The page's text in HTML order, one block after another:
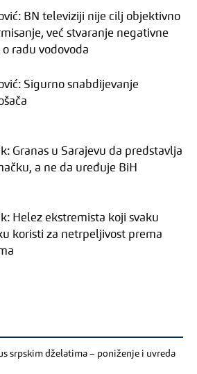
BN televiziji nije cilj objektivno
već stvaranje negativne
o radu vodovoda
Sigurno snabdijevanje
Granas u Sarajevu da predstavlja
a ne da uređuje BiH
Helez ekstremista koji svaku
koristi za netrpeljivost prema
srpskim dželatima – poniženje i uvreda